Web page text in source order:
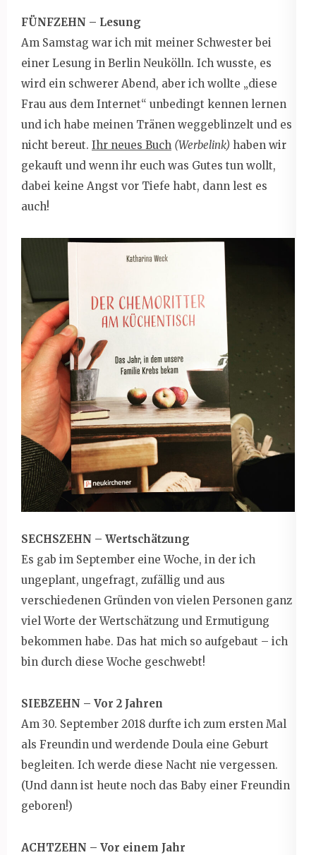
FÜNFZEHN – Lesung
Am Samstag war ich mit meiner Schwester bei
einer Lesung in Berlin Neukölln. Ich wusste, es
wird ein schwerer Abend, aber ich wollte „diese
Frau aus dem Internet“ unbedingt kennen lernen
und ich habe meinen Tränen weggeblinzelt und es
nicht bereut. Ihr neues Buch (Werbelink) haben wir
gekauft und wenn ihr euch was Gutes tun wollt,
dabei keine Angst vor Tiefe habt, dann lest es
auch!
SECHSZEHN – Wertschätzung
Es gab im September eine Woche, in der ich
ungeplant, ungefragt, zufällig und aus
verschiedenen Gründen von vielen Personen ganz
viel Worte der Wertschätzung und Ermutigung
bekommen habe. Das hat mich so aufgebaut – ich
bin durch diese Woche geschwebt!
SIEBZEHN – Vor 2 Jahren
Am 30. September 2018 durfte ich zum ersten Mal
als Freundin und werdende Doula eine Geburt
begleiten. Ich werde diese Nacht nie vergessen.
(Und dann ist heute noch das Baby einer Freundin
geboren!)
ACHTZEHN – Vor einem Jahr